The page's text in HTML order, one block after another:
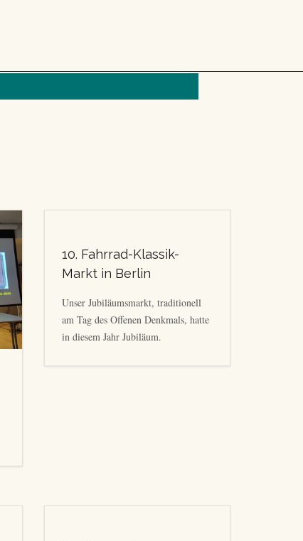
10. Fahrrad-Klassik-
Markt in Berlin
Unser Jubiläumsmarkt, traditionell
am Tag des Offenen Denkmals, hatte
in diesem Jahr Jubiläum.